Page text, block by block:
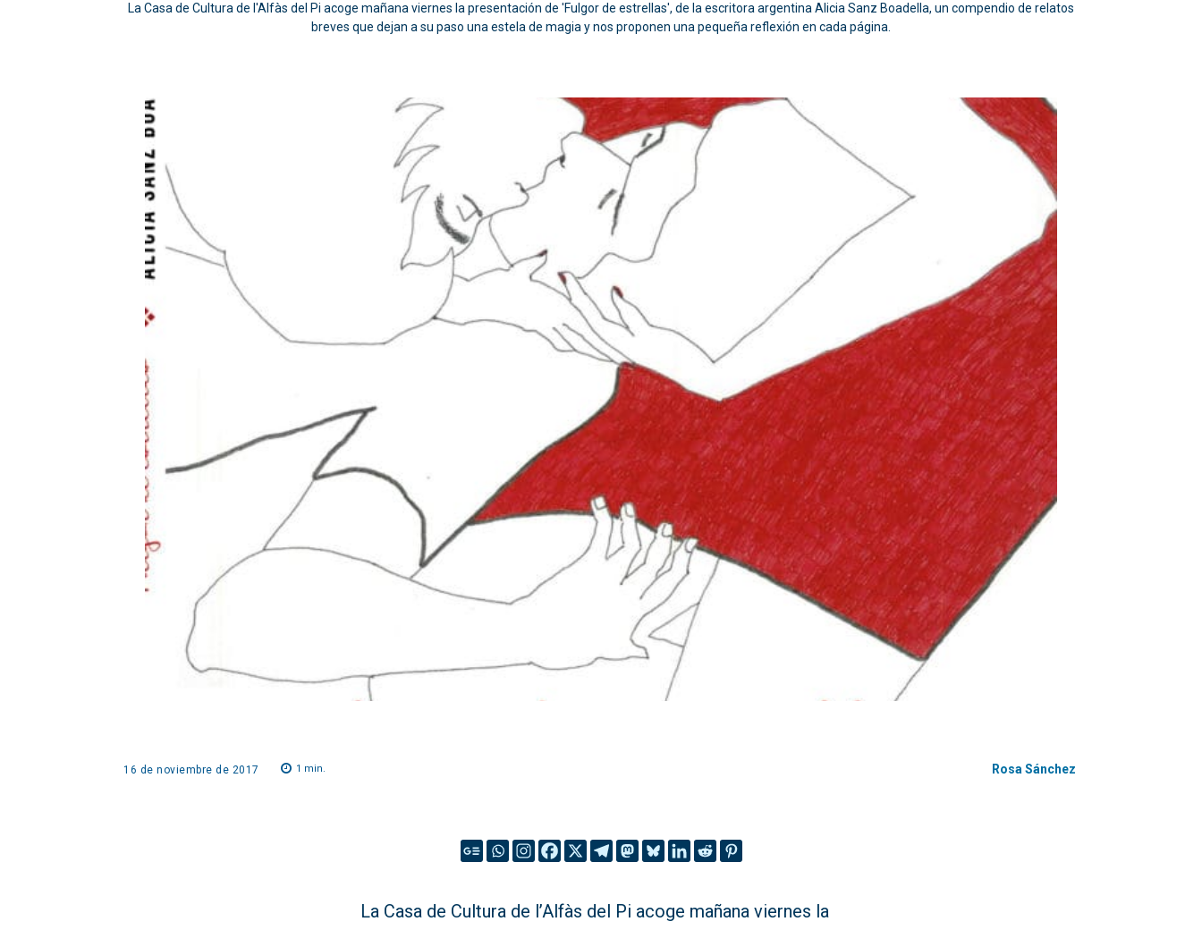
La Casa de Cultura de l'Alfàs del Pi acoge mañana viernes la presentación de 'Fulgor de estrellas', de la escritora argentina Alicia Sanz Boadella, un compendio de relatos
breves que dejan a su paso una estela de magia y nos proponen una pequeña reflexión en cada página.
16 de noviembre de 2017 1 min. Rosa Sánchez
La Casa de Cultura de l’Alfàs del Pi acoge mañana viernes la